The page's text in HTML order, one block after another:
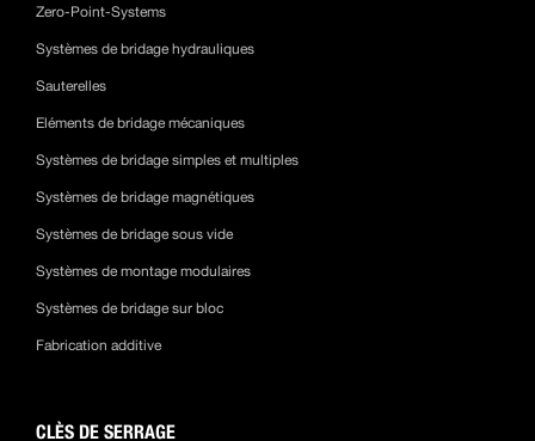
Zero-Point-Systems
Systèmes de bridage hydrauliques
Sauterelles
Eléments de bridage mécaniques
Systèmes de bridage simples et multiples
Systèmes de bridage magnétiques
Systèmes de bridage sous vide
Systèmes de montage modulaires
Systèmes de bridage sur bloc
Fabrication additive
CLÈS DE SERRAGE